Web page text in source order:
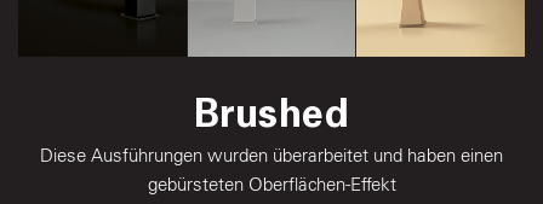
Silver
Brushed
Diese Ausführungen wurden überarbeitet und haben einen
gebürsteten Oberflächen-Effekt